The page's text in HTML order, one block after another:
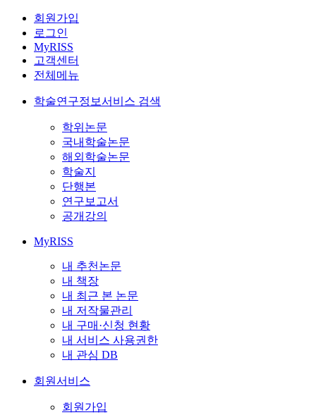
회원가입
로그인
MyRISS
고객센터
전체메뉴
학술연구정보서비스 검색
학위논문
국내학술논문
해외학술논문
학술지
단행본
연구보고서
공개강의
MyRISS
내 추천논문
내 책장
내 최근 본 논문
내 저작물관리
내 구매·신청 현황
내 서비스 사용권한
내 관심 DB
회원서비스
회원가입